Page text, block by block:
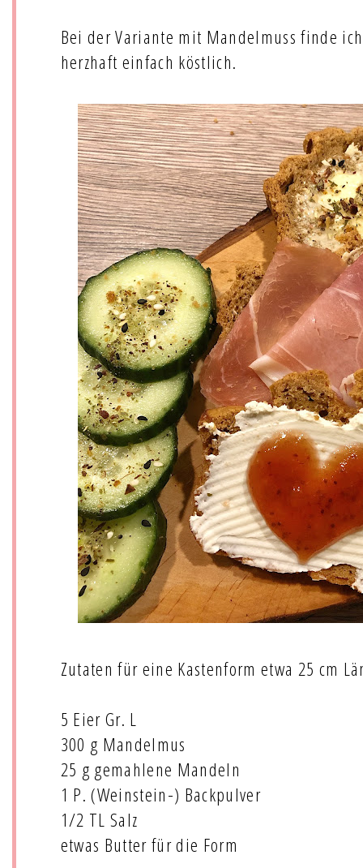
Bei der Variante mit Mandelmuss finde
herzhaft einfach köstlich.
Zutaten für eine Kastenform etwa 25 cm
5 Eier Gr. L
300 g Mandelmus
25 g gemahlene Mandeln
1 P. (Weinstein-) Backpulver
1/2 TL Salz
etwas Butter für die Form